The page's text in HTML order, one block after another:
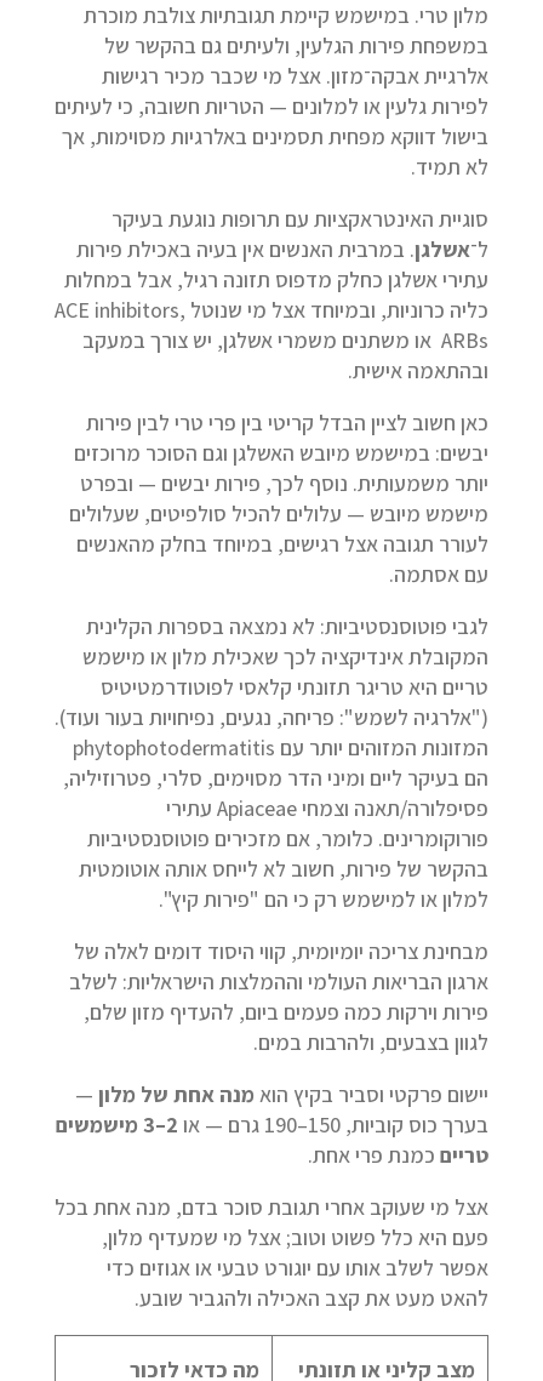
מלון טרי. במישמש קיימת תגובתיות צולבת מוכרת
במשפחת פירות הגלעין, ולעיתים גם בהקשר של
אלרגיית אבקה־מזון. אצל מי שכבר מכיר רגישות
לפירות גלעין או למלונים — הטריות חשובה, כי לעיתים
בישול דווקא מפחית תסמינים באלרגיות מסוימות, אך
לא תמיד.
סוגיית האינטראקציות עם תרופות נוגעת בעיקר
ל־אשלגן. במרבית האנשים אין בעיה באכילת פירות
עתירי אשלגן כחלק מדפוס תזונה רגיל, אבל במחלות
כליה כרוניות, ובמיוחד אצל מי שנוטל ACE inhibitors,
ARBs או משתנים משמרי אשלגן, יש צורך במעקב
ובהתאמה אישית.
כאן חשוב לציין הבדל קריטי בין פרי טרי לבין פירות
יבשים: במישמש מיובש האשלגן וגם הסוכר מרוכזים
יותר משמעותית. נוסף לכך, פירות יבשים — ובפרט
מישמש מיובש — עלולים להכיל סולפיטים, שעלולים
לעורר תגובה אצל רגישים, במיוחד בחלק מהאנשים
עם אסתמה.
לגבי פוטוסנסטיביות: לא נמצאה בספרות הקלינית
המקובלת אינדיקציה לכך שאכילת מלון או מישמש
טריים היא טריגר תזונתי קלאסי לפוטודרמטיטיס
("אלרגיה לשמש": פריחה, נגעים, נפיחויות בעור ועוד).
המזונות המזוהים יותר עם phytophotodermatitis
הם בעיקר ליים ומיני הדר מסוימים, סלרי, פטרוזיליה,
פסיפלורה/תאנה וצמחי Apiaceae עתירי
פורוקומרינים. כלומר, אם מזכירים פוטוסנסטיביות
בהקשר של פירות, חשוב לא לייחס אותה אוטומטית
למלון או למישמש רק כי הם "פירות קיץ".
מבחינת צריכה יומיומית, קווי היסוד דומים לאלה של
ארגון הבריאות העולמי וההמלצות הישראליות: לשלב
פירות וירקות כמה פעמים ביום, להעדיף מזון שלם,
לגוון בצבעים, ולהרבות במים.
יישום פרקטי וסביר בקיץ הוא מנה אחת של מלון —
בערך כוס קוביות, 150–190 גרם — או
2–3
מישמשים
טרייםכמנת פרי אחת.
אצל מי שעוקב אחרי תגובת סוכר בדם, מנה אחת בכל
פעם היא כלל פשוט וטוב; אצל מי שמעדיף מלון,
אפשר לשלב אותו עם יוגורט טבעי או אגוזים כדי
להאט מעט את קצב האכילה ולהגביר שובע.
מצב קליני או תזונתי מה כדאי לזכור